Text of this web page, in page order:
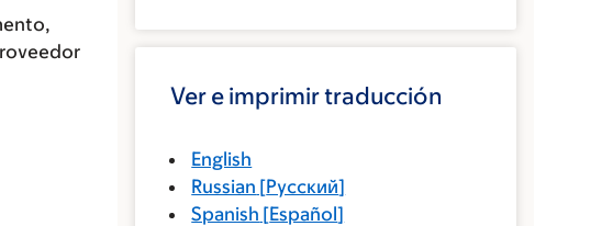
Ver e imprimir traducción
English
Russian [Русский]
Spanish [Español]